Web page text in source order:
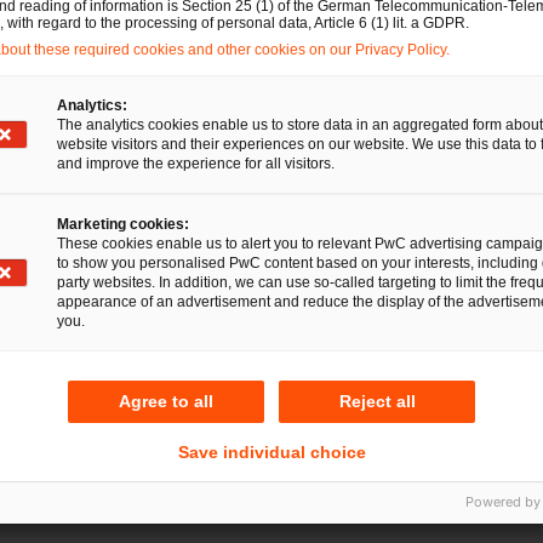
jedem Mandanten steht bei uns ein persönlicher
Belangen verantwortungsvoll
wirtschaftlichen Erfolg langfristig zu sichern.
Rechtsanwält:innen an 18 Standorten. Integrierte
reading of information is Section 25 (1) of the German Telecommunication-
with regard to the processing of personal data, Article 6 (1) lit. a GDPR.
these required cookies and other cookies on our Privacy Policy.
Analytics:
The analytics cookies enable us to store data in an aggregated form
website visitors and their experiences on our website. We use this data to
and improve the experience for all visitors.
Marketing cookies:
These cookies enable us to alert you to relevant PwC advertising
to show you personalised PwC content based on your interests, including
party websites. In addition, we can use so-called targeting to limit the
appearance of an advertisement and reduce the display of the
you.
Agree to all Reject all
Save individual choice
Powered by